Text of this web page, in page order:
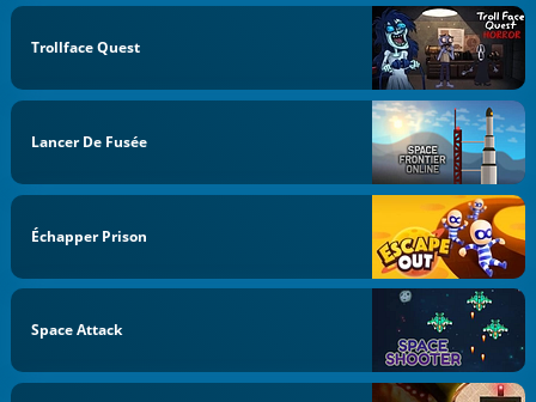
Trollface Quest
Lancer De Fusée
Échapper Prison
Space Attack